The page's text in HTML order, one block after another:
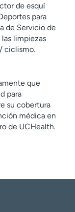
de esquí
para
de Servicio de
limpiezas
ciclismo.
que
para
su cobertura
médica en
de UCHealth.